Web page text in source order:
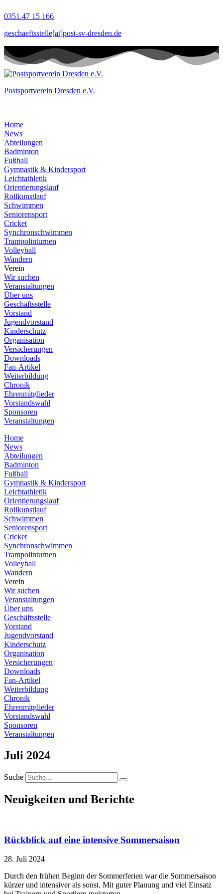
Inhalt
0351.47 15 166
geschaeftsstelle[at]post-sv-dresden.de
Postsportverein Dresden e.V.
Home
News
Abteilungen
Badminton
Fußball
Gymnastik & Kindersport
Leichtathletik
Orientierungslauf
Rollkunstlauf
Schwimmen
Seniorensport
Cricket
Synchronschwimmen
Trampolinturnen
Volleyball
Wandern
Verein
Wir suchen
Veranstaltungen
Über uns
Geschäftsstelle
Vorstand
Jugendvorstand
Kinderschutz
Organisation
Versicherungen
Downloads
Fan-Artikel
Weiterbildung
Chronik
Ehrenmitglieder
Vorstandswahl
Sponsoren
Veranstaltungen
Home
News
Abteilungen
Badminton
Fußball
Gymnastik & Kindersport
Leichtathletik
Orientierungslauf
Rollkunstlauf
Schwimmen
Seniorensport
Cricket
Synchronschwimmen
Trampolinturnen
Volleyball
Wandern
Verein
Wir suchen
Veranstaltungen
Über uns
Geschäftsstelle
Vorstand
Jugendvorstand
Kinderschutz
Organisation
Versicherungen
Downloads
Fan-Artikel
Weiterbildung
Chronik
Ehrenmitglieder
Vorstandswahl
Sponsoren
Veranstaltungen
Juli 2024
Suche
Neuigkeiten und Berichte
Rückblick auf eine intensive Sommersaison
28. Juli 2024
Durch den frühen Beginn der Sommerferien war die Sommersaison
kürzer und intensiver als sonst. Mit guter Planung und viel Einsatz